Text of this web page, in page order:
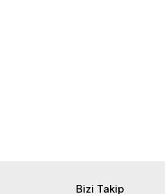
Bizi Takip